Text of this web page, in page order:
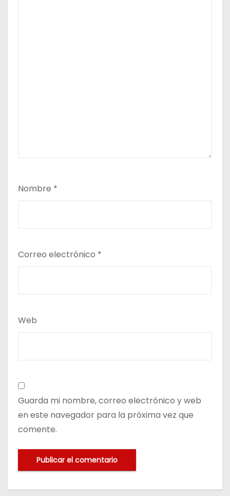
Nombre *
Correo electrónico *
Web
Guarda mi nombre, correo electrónico y web
en este navegador para la próxima vez que
comente.